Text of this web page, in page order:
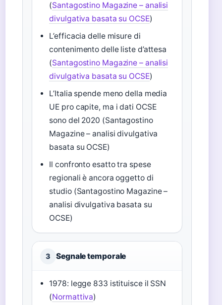
(Santagostino Magazine – analisi
divulgativa basata su OCSE)
L’efficacia delle misure di
contenimento delle liste d’attesa
(Santagostino Magazine – analisi
divulgativa basata su OCSE)
L’Italia spende meno della media
UE pro capite, ma i dati OCSE
sono del 2020 (Santagostino
Magazine – analisi divulgativa
basata su OCSE)
Il confronto esatto tra spese
regionali è ancora oggetto di
studio (Santagostino Magazine –
analisi divulgativa basata su
OCSE)
3 Segnale temporale
1978: legge 833 istituisce il SSN
(Normattiva)